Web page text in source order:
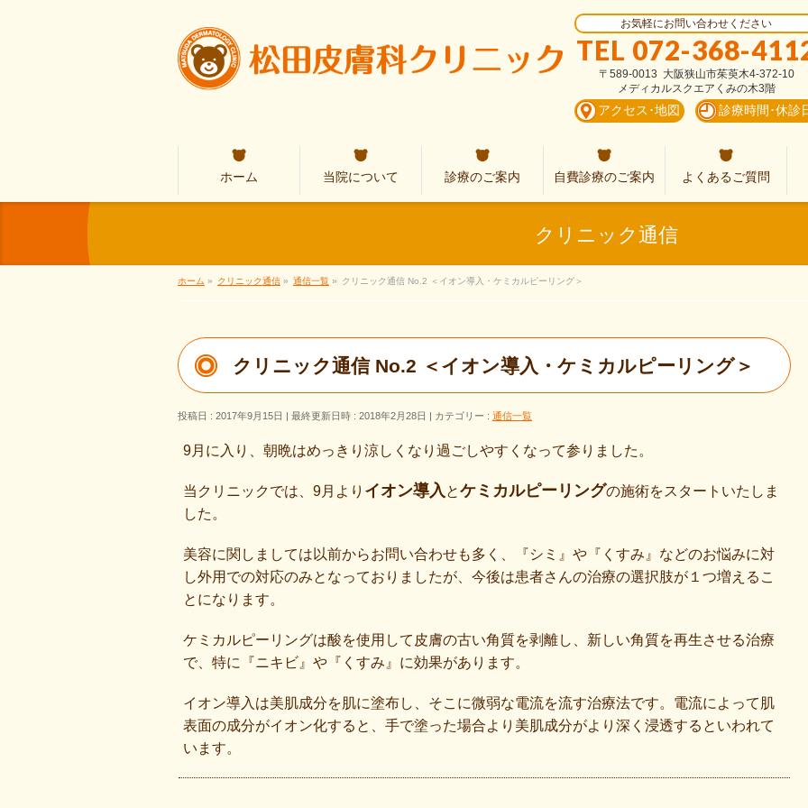
お気軽にお問い合わせください
TEL 072-368-
〒589-0013 大阪狭山市茱萸木4-372-10
メディカルスクエアくみの木3階
アクセス･地図 診療時間･休診
ホーム 当院について 診療のご案内 自費診療のご案内 よくあるご質問
クリニック通信
ホーム » クリニック通信 » 通信一覧 » クリニック通信 No.2 ＜イオン導入・ケミカルピーリング＞
クリニック通信 No.2 ＜イオン導入・ケミカルピーリング＞
投稿日 : 2017年9月15日 最終更新日時 : 2018年2月28日 カテゴリー : 通信一覧
9月に入り、朝晩はめっきり涼しくなり過ごしやすくなって参りました。
当クリニックでは、9月より イオン導入とケミカルピーリングの施術をスタートいたしま
した。
美容に関しましては以前からお問い合わせも多く、『シミ』や『くすみ』などのお悩みに対
し外用での対応のみとなっておりましたが、今後は患者さんの治療の選択肢が１つ増えるこ
とになります。
ケミカルピーリングは酸を使用して皮膚の古い角質を剥離し、新しい角質を再生させる治療
で、特に『ニキビ』や『くすみ』に効果があります。
イオン導入は美肌成分を肌に塗布し、そこに微弱な電流を流す治療法です。電流によって肌
表面の成分がイオン化すると、手で塗った場合より美肌成分がより深く浸透するといわれて
います。